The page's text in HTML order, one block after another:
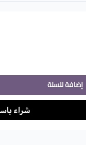
إضافة للسلة